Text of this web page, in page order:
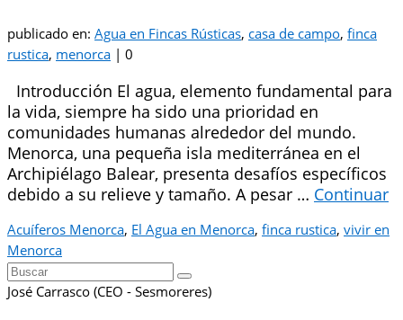
publicado en: Agua en Fincas Rústicas, casa de campo, finca
rustica, menorca | 0
Introducción El agua, elemento fundamental para
la vida, siempre ha sido una prioridad en
comunidades humanas alrededor del mundo.
Menorca, una pequeña isla mediterránea en el
Archipiélago Balear, presenta desafíos específicos
debido a su relieve y tamaño. A pesar … Continuar
Acuíferos Menorca, El Agua en Menorca, finca rustica, vivir en
Menorca
Buscar
por:
José Carrasco (CEO - Sesmoreres)